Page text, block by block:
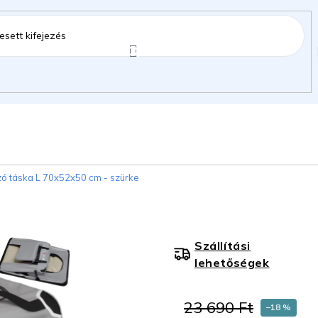
táska L 70x52x50 cm - szürke
23 690 Ft –18 %
Szállítási
lehetőségek